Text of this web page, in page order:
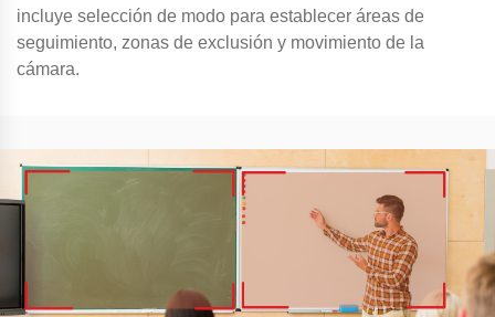
incluye selección de modo para establecer áreas de
seguimiento, zonas de exclusión y movimiento de la
cámara.